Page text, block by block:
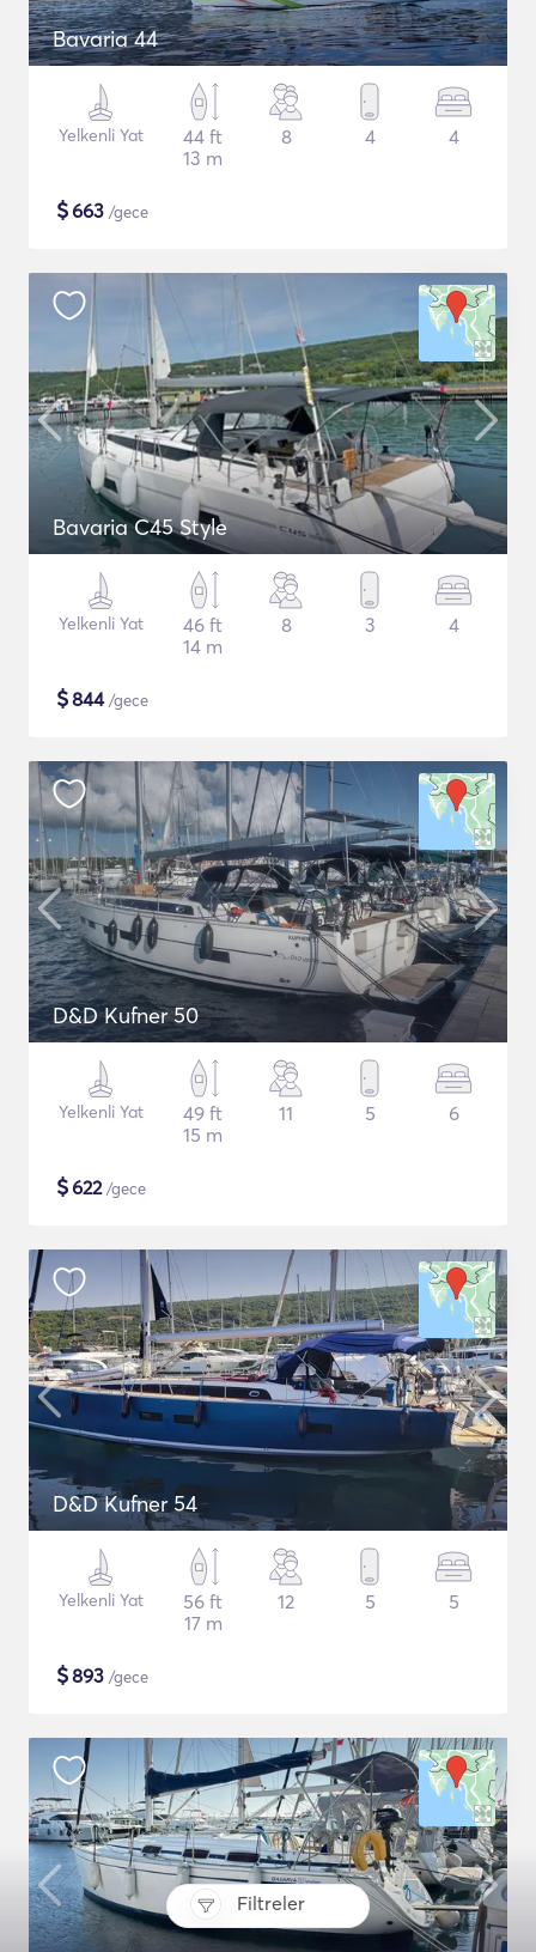
Filtreler
Bavaria 44
Yelkenli Yat
44 ft
13 m
8 4 4
$663 /gece
Bavaria C45 Style
Yelkenli Yat
46 ft
14 m
8 3 4
$844/gece
D&D Kufner 50
Yelkenli Yat
49 ft
15 m
11 5 6
$622/gece
D&D Kufner 54
Yelkenli Yat
56 ft
17 m
12 5 5
$893 /gece